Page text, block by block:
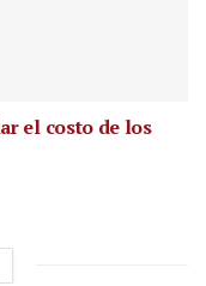
el costo de los